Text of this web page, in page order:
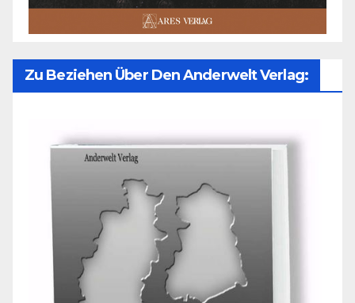
Zu Beziehen Über Den Anderwelt Verlag: